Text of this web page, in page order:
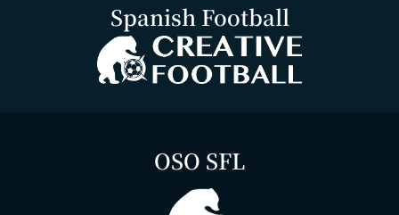
Spanish Football
OSO SFL